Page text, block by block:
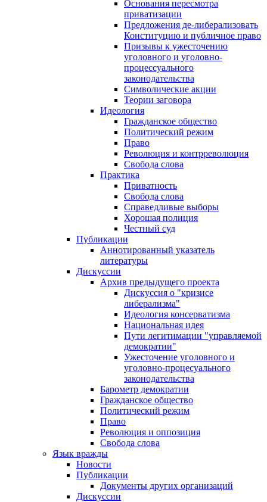
Основания пересмотра
приватизации
Предложения де-либерализовать
Конституцию и публичное право
Призывы к ужесточению
уголовного и уголовно-
процессуального
законодательства
Символические акции
Теории заговора
Идеология
Гражданское общество
Политический режим
Право
Революция и контрреволюция
Свобода слова
Практика
Приватность
Свобода слова
Справедливые выборы
Хорошая полиция
Честный суд
Публикации
Аннотированный указатель
литературы
Дискуссии
Архив предыдущего проекта
Дискуссия о "кризисе
либерализма"
Идеология консерватизма
Национальная идея
Пути легитимации "управляемой
демократии"
Ужесточение уголовного и
уголовно-процесуального
законодательства
Барометр демократии
Гражданское общество
Политический режим
Право
Революция и оппозиция
Свобода слова
Язык вражды
Новости
Публикации
Документы других организаций
Дискуссии